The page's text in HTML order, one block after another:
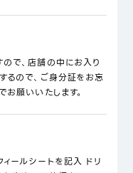
で、店舗の中にお入り
るので、ご身分証をお忘
お願いいたします。
ールシートを記入 ドリ